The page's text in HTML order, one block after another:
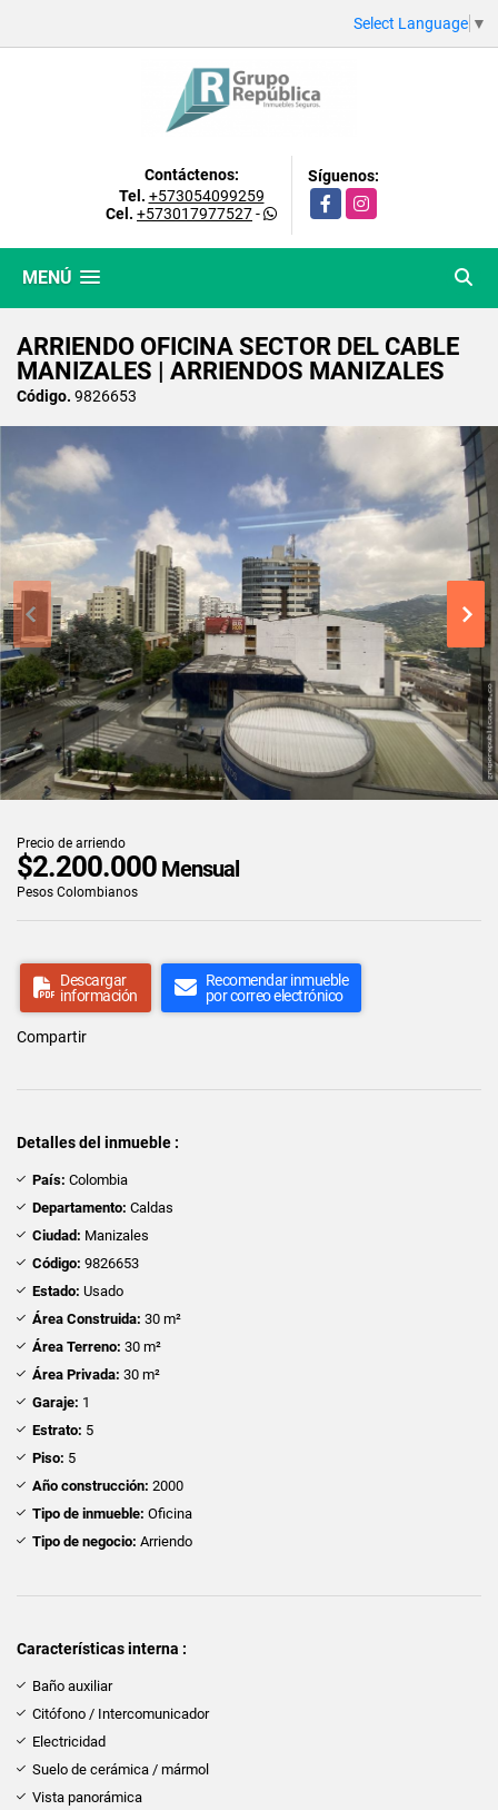
Select Language ▼
Contáctenos:
Tel. +573054099259
Cel. +573017977527-
Síguenos:
FacebookInstagram
MENÚ
ARRIENDO OFICINA SECTOR DEL CABLE
MANIZALES | ARRIENDOS MANIZALES
Código. 9826653
Precio de arriendo
$2.200.000 Mensual
Pesos Colombianos
Descargar
información
Recomendar inmueble
por correo electrónico
Compartir
Detalles del inmueble :
País: Colombia
Departamento: Caldas
Ciudad: Manizales
Código: 9826653
Estado: Usado
Área Construida: 30 m²
Área Terreno: 30 m²
Área Privada: 30 m²
Garaje: 1
Estrato: 5
Piso: 5
Año construcción: 2000
Tipo de inmueble: Oficina
Tipo de negocio: Arriendo
Características interna :
Baño auxiliar
Citófono / Intercomunicador
Electricidad
Suelo de cerámica / mármol
Vista panorámica